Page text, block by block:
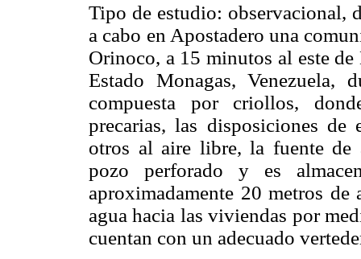
Tipo de estudio: observacional,
a cabo en Apostadero una
Orinoco, a 15 minutos al este
Estado Monagas, Venezuela,
compuesta por criollos,
precarias, las disposiciones de
otros al aire libre, la fuente de
pozo perforado y es
aproximadamente 20 metros
agua hacia las viviendas por
cuentan con un adecuado